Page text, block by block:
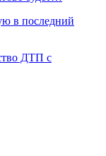
в последний
ДТП с